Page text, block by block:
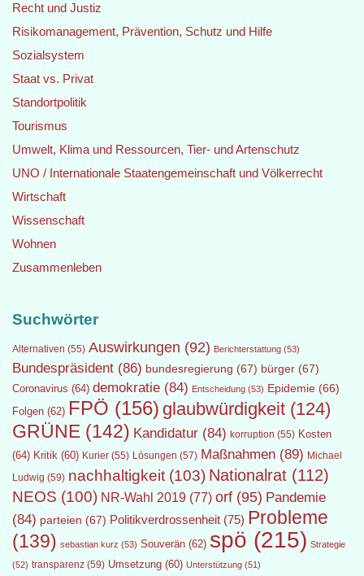
Recht und Justiz
Risikomanagement, Prävention, Schutz und Hilfe
Sozialsystem
Staat vs. Privat
Standortpolitik
Tourismus
Umwelt, Klima und Ressourcen, Tier- und Artenschutz
UNO / Internationale Staatengemeinschaft und Völkerrecht
Wirtschaft
Wissenschaft
Wohnen
Zusammenleben
Suchwörter
Alternativen (55) Auswirkungen (92) Berichterstattung (53)
Bundespräsident (86) bundesregierung (67) bürger (67)
Coronavirus (64) demokratie (84) Entscheidung (53) Epidemie (66)
Folgen (62) FPÖ (156) glaubwürdigkeit (124)
GRÜNE (142) Kandidatur (84) korruption (55) Kosten
(64) Kritik (60) Kurier (55) Lösungen (57) Maßnahmen (89) Michael
Ludwig (59) nachhaltigkeit (103) Nationalrat (112)
NEOS (100) NR-Wahl 2019 (77) orf (95) Pandemie
(84) parteien (67) Politikverdrossenheit (75) Probleme
(139) sebastian kurz (53) Souverän (62) spö (215) Strategie
(52) transparenz (59) Umsetzung (60) Unterstützung (51)